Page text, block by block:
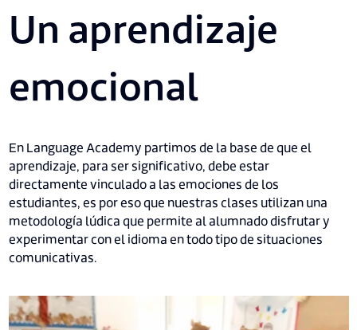
Un aprendizaje
emocional
En Language Academy partimos de la base de que el
aprendizaje, para ser significativo, debe estar
directamente vinculado a las emociones de los
estudiantes, es por eso que nuestras clases utilizan una
metodología lúdica que permite al alumnado disfrutar y
experimentar con el idioma en todo tipo de situaciones
comunicativas.